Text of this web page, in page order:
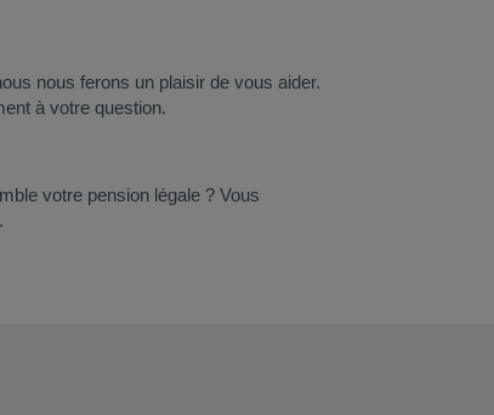
nous ferons un plaisir de vous aider.
à votre question.
votre pension légale ? Vous